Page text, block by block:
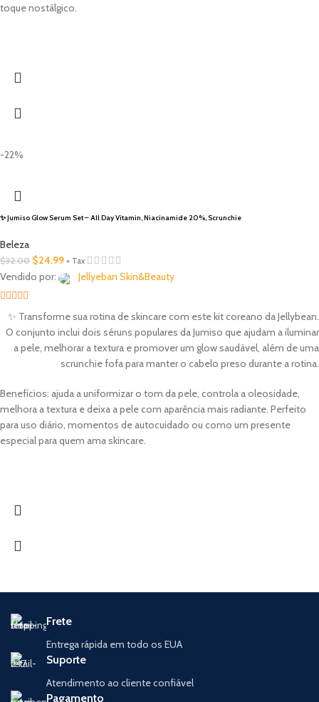
toque nostálgico.
-22%
✨ Jumiso Glow Serum Set – All Day Vitamin, Niacinamide 20%, Scrunchie
Beleza
$32.00 $24.99 + Tax
Vendido por: Jellyeban Skin&Beauty
out of 5
✨ Transforme sua rotina de skincare com este kit coreano da Jellybean.
O conjunto inclui dois séruns populares da Jumiso que ajudam a iluminar
a pele, melhorar a textura e promover um glow saudável, além de uma
scrunchie fofa para manter o cabelo preso durante a rotina.
Benefícios: ajuda a uniformizar o tom da pele, controla a oleosidade,
melhora a textura e deixa a pele com aparência mais radiante. Perfeito
para uso diário, momentos de autocuidado ou como um presente
especial para quem ama skincare.
Frete
Entrega rápida em todo os EUA
Suporte
Atendimento ao cliente confiável
Pagamento